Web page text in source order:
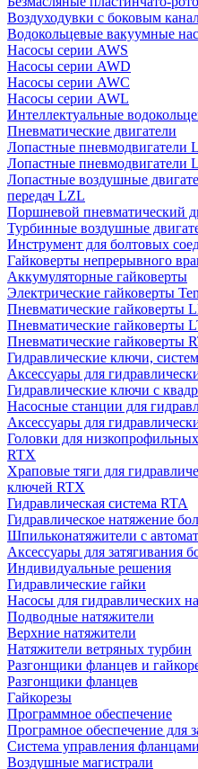
Воздуходувки с боковым
Водокольцевые вакуумные
Насосы серии AWS
Насосы серии AWD
Насосы серии AWC
Насосы серии AWL
Интеллектуальные
Пневматические двигатели
Лопастные пневмодвигатели
Лопастные пневмодвигатели
Лопастные воздушные
передач LZL
Поршневой пневматический
Турбинные воздушные
Инструмент для болтовых
Гайковерты непрерывного
Аккумуляторные гайковерты
Электрические гайковерты
Пневматические гайковерты
Пневматические гайковерты
Пневматические гайковерты
Гидравлические ключи,
Аксессуары для
Гидравлические ключи с
Насосные станции для
Аксессуары для
Головки для
RTX
Храповые тяги для
ключей RTX
Гидравлическая система RTA
Гидравлическое натяжение
Шпильконатяжители с
Аксессуары для затягивания
Индивидуальные решения
Гидравлические гайки
Насосы для гидравлических
Подводные натяжители
Верхние натяжители
Натяжители ветряных турбин
Разгонщики фланцев и
Разгонщики фланцев
Гайкорезы
Программное обеспечение
Програмное обеспечение для
Система управления фланцами
Воздушные магистрали